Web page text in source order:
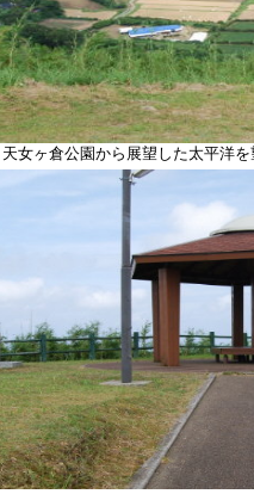
天女ヶ倉公園から展望した太平洋